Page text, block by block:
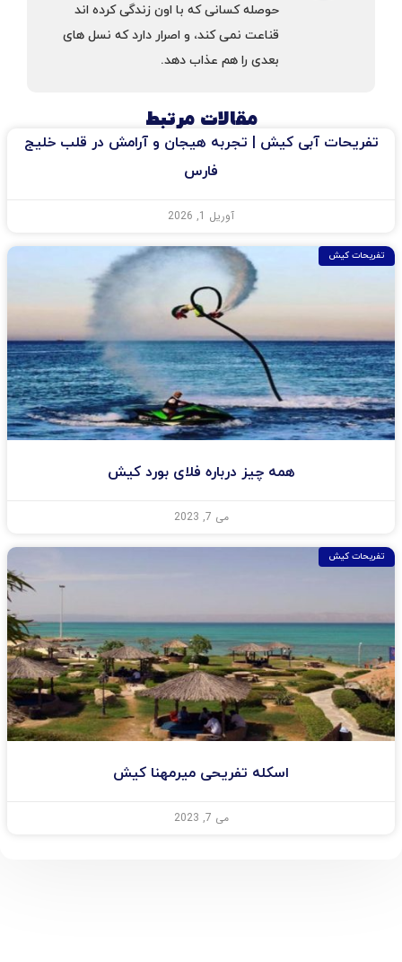
حوصله كسانی كه با اون زندگی كرده اند
قناعت نمی كند، و اصرار دارد كه نسل های
بعدی را هم عذاب دهد.
مقالات مرتبط
تفریحات آبی کیش | تجربه هیجان و آرامش در قلب خلیج
فارس
آوریل 1, 2026
تفریحات کیش
همه چیز درباره فلای بورد کیش
می 7, 2023
تفریحات کیش
اسکله تفریحی میرمهنا کیش
می 7, 2023